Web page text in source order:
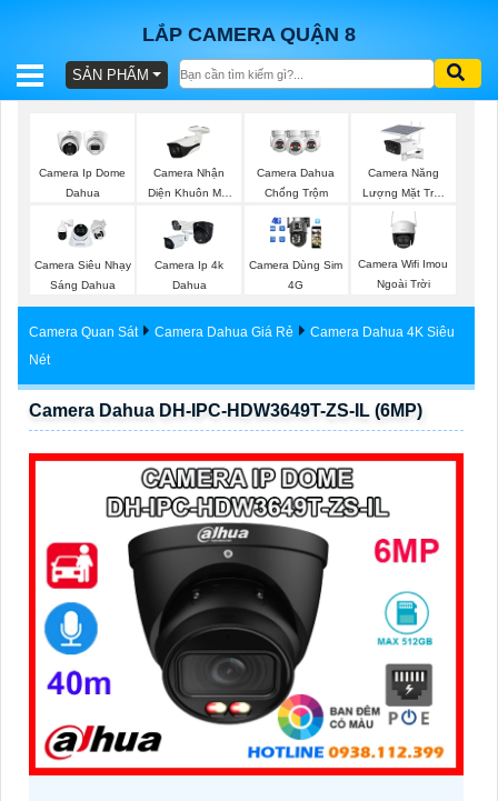
LẮP CAMERA QUẬN 8
BÁO
TRỌN
SẢN
TƯ
PHỤ
KIỆN
CAMERA
TƯ
SẢN PHẨM
Camera Ip Dome
Dahua
Camera Nhận
Diện Khuôn Mặt
Camera Dahua
Chống Trộm
Camera Năng
Lượng Mặt Trời
Dahua
Camera Siêu Nhạy
Sáng Dahua
Camera Ip 4k
Dahua
Camera Dùng Sim
4G
Camera Wifi Imou
Ngoài Trời
Camera Quan Sát Camera Dahua Giá Rẻ
Camera Dahua 4K Siêu
Nét
Camera Dahua DH-IPC-HDW3649T-ZS-IL (6MP)